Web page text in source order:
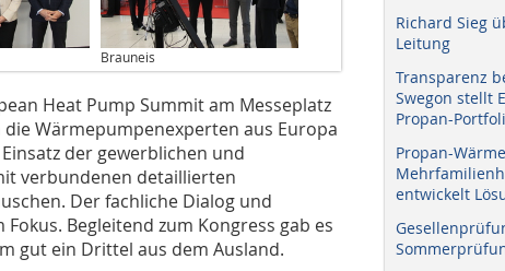
Brauneis
Heat Pump Summit am Messeplatz
Wärmepumpenexperten aus Europa
der gewerblichen und
verbundenen detaillierten
Der fachliche Dialog und
Begleitend zum Kongress gab es
gut ein Drittel aus dem Ausland.
Richard Sieg
Leitung
Transparenz
Swegon stellt
Propan-
Propan-
entwickelt